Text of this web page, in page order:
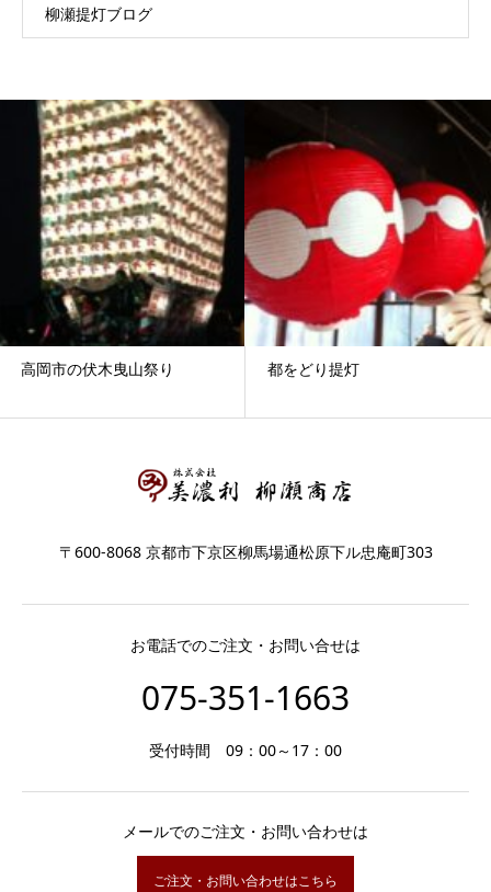
柳瀬提灯ブログ
高岡市の伏木曳山祭り 都をどり提灯
〒600-8068 京都市下京区柳馬場通松原下ル忠庵町303
お電話でのご注文・お問い合せは
075-351-1663
受付時間 09：00～17：00
メールでのご注文・お問い合わせは
ご注文・お問い合わせはこちら